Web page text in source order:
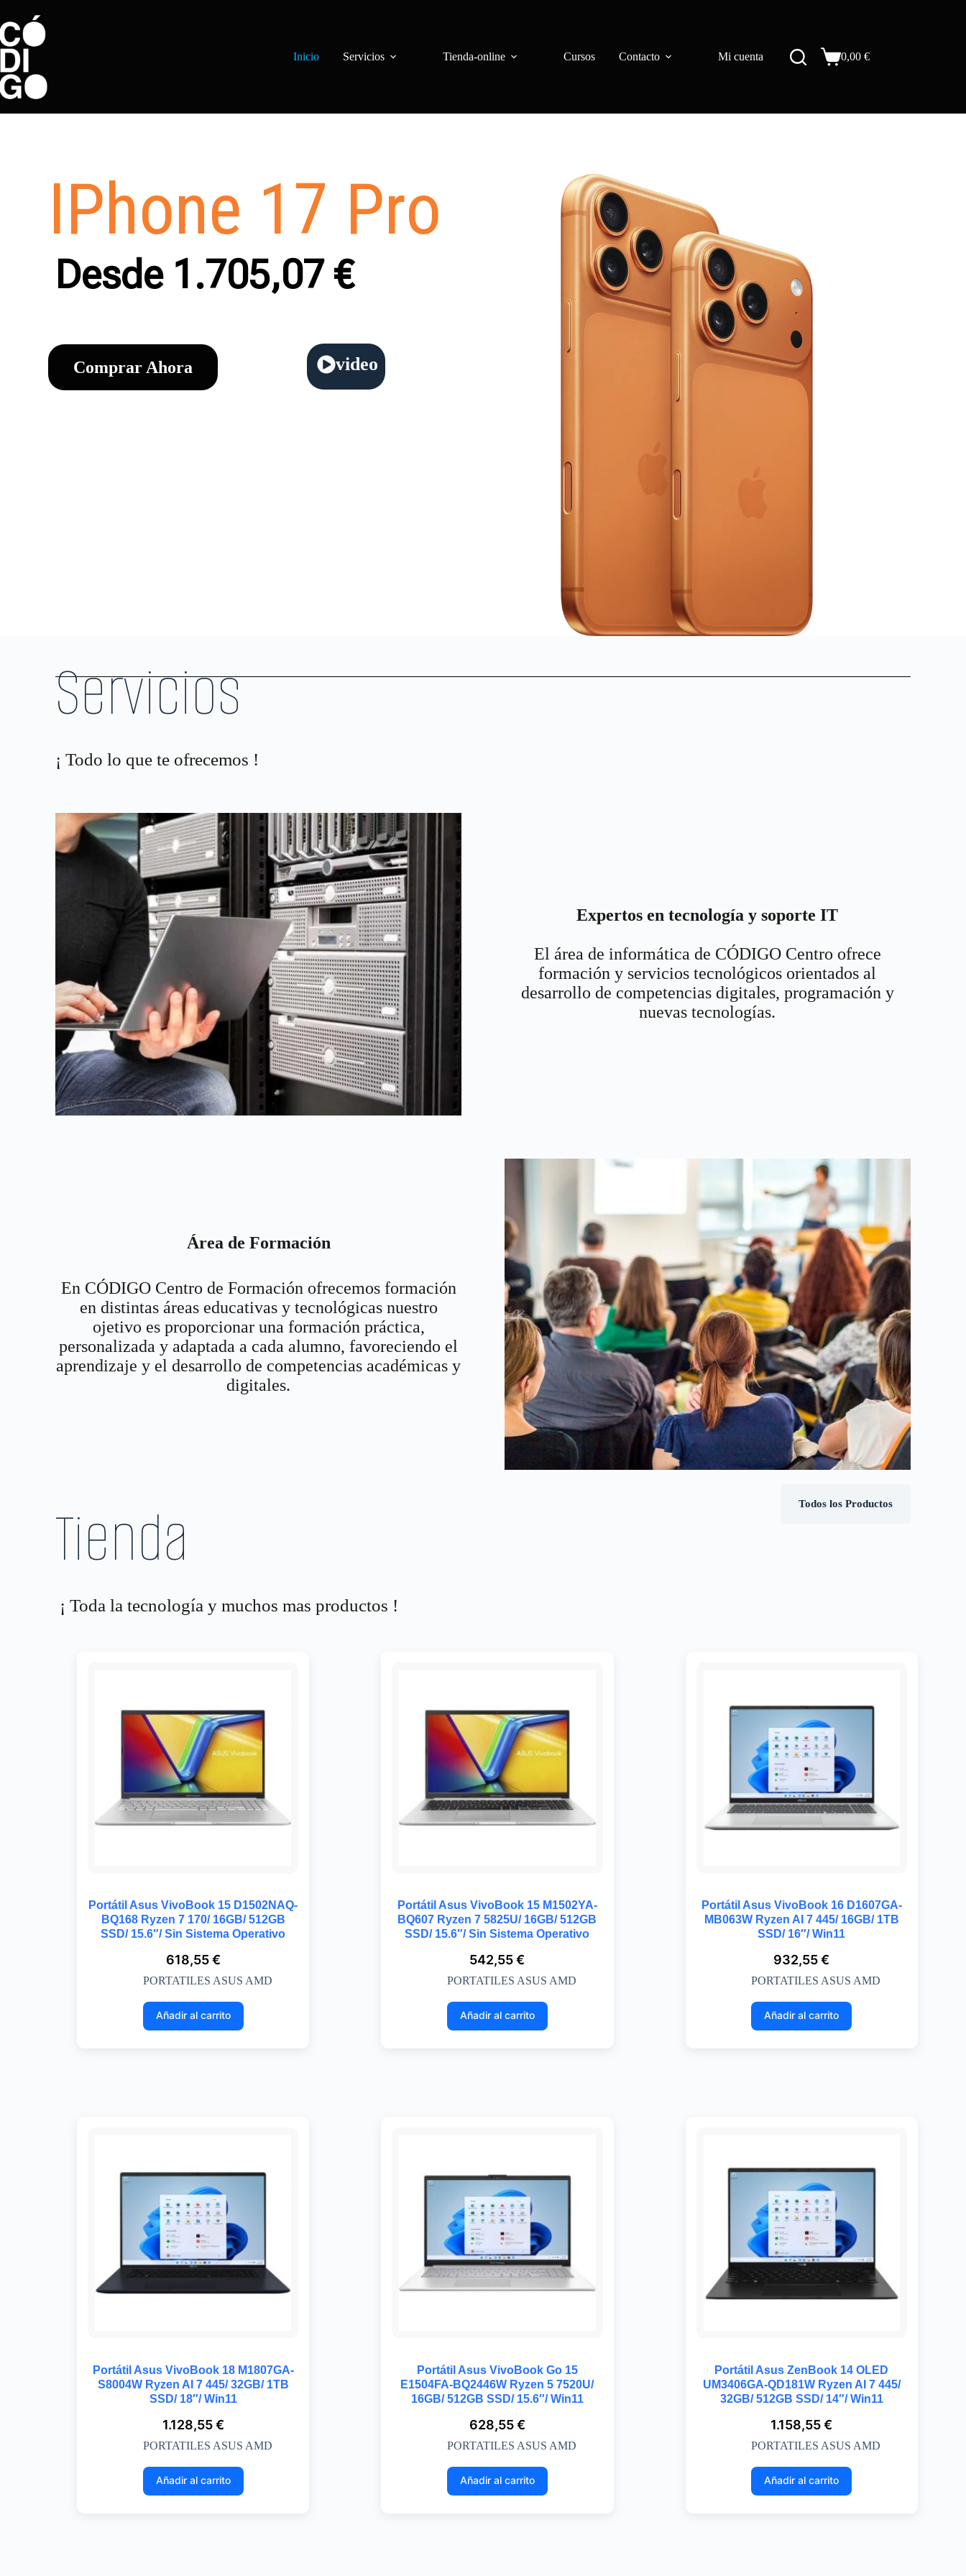
Inicio Servicios Tienda-online Cursos Contacto Mi cuenta 0,00 €
IPhone 17 Pro
Desde 1.705,07 €
Comprar Ahora video
Servicios
¡ Todo lo que te ofrecemos !
Expertos en tecnología y soporte IT
El área de informática de CÓDIGO Centro ofrece
formación y servicios tecnológicos orientados al
desarrollo de competencias digitales, programación y
nuevas tecnologías.
Área de Formación
En CÓDIGO Centro de Formación ofrecemos formación
en distintas áreas educativas y tecnológicas nuestro
ojetivo es proporcionar una formación práctica,
personalizada y adaptada a cada alumno, favoreciendo el
aprendizaje y el desarrollo de competencias académicas y
digitales.
Tienda
¡ Toda la tecnología y muchos mas productos !
Todos los Productos
Portátil Asus VivoBook 15 D1502NAQ-
BQ168 Ryzen 7 170/ 16GB/ 512GB
SSD/ 15.6″/ Sin Sistema Operativo
618,55€
PORTATILES ASUS AMD
Añadir al carrito
Portátil Asus VivoBook 15 M1502YA-
BQ607 Ryzen 7 5825U/ 16GB/ 512GB
SSD/ 15.6″/ Sin Sistema Operativo
542,55€
PORTATILES ASUS AMD
Añadir al carrito
Portátil Asus VivoBook 16 D1607GA-
MB063W Ryzen AI 7 445/ 16GB/ 1TB
SSD/ 16″/ Win11
932,55€
PORTATILES ASUS AMD
Añadir al carrito
Portátil Asus VivoBook 18 M1807GA-
S8004W Ryzen AI 7 445/ 32GB/ 1TB
SSD/ 18″/ Win11
1.128,55€
PORTATILES ASUS AMD
Añadir al carrito
Portátil Asus VivoBook Go 15
E1504FA-BQ2446W Ryzen 5 7520U/
16GB/ 512GB SSD/ 15.6″/ Win11
628,55€
PORTATILES ASUS AMD
Añadir al carrito
Portátil Asus ZenBook 14 OLED
UM3406GA-QD181W Ryzen AI 7 445/
32GB/ 512GB SSD/ 14″/ Win11
1.158,55€
PORTATILES ASUS AMD
Añadir al carrito